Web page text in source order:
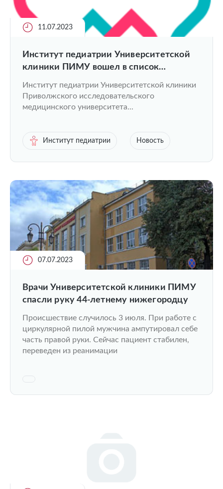
11.07.2023
Институт педиатрии Университетской
клиники ПИМУ вошел в список
лечению орфанных заболеваний у детей
Институт педиатрии Университетской клиники
Приволжского исследовательского
медицинского университета...
Институт педиатрии Новость
07.07.2023
Врачи Университетской клиники ПИМУ
спасли руку 44-летнему нижегородцу
Происшествие случилось 3 июля. При работе с
циркулярной пилой мужчина ампутировал себе
часть правой руки. Сейчас пациент стабилен,
переведен из реанимации